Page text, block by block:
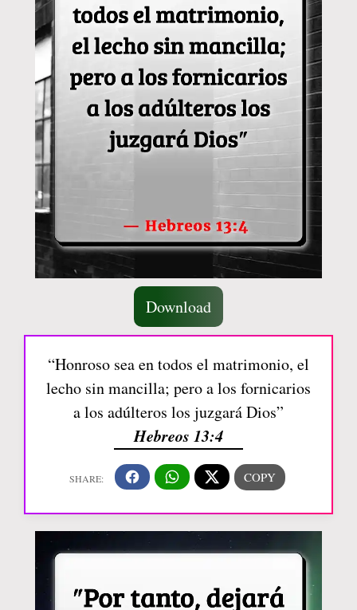
Download
“Honroso sea en todos el matrimonio, el
lecho sin mancilla; pero a los fornicarios
a los adúlteros los juzgará Dios”
Hebreos 13:4